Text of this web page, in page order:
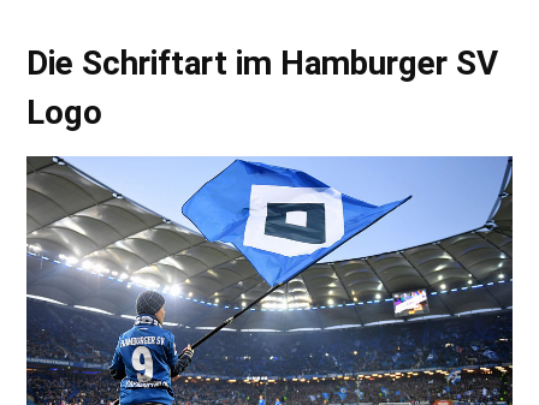
Die Schriftart im Hamburger SV
Logo